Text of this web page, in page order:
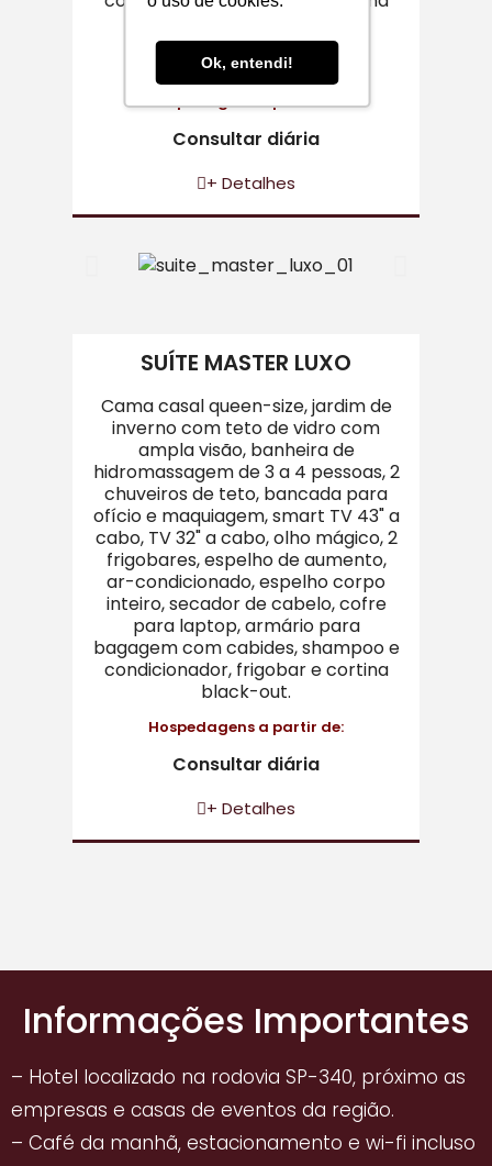
Ok, entendi!
Hospedagens a partir de:
Consultar diária
+ Detalhes
SUÍTE MASTER LUXO
Cama casal queen-size, jardim de
inverno com teto de vidro com
ampla visão, banheira de
hidromassagem de 3 a 4 pessoas, 2
chuveiros de teto, bancada para
ofício e maquiagem, smart TV 43" a
cabo, TV 32" a cabo, olho mágico, 2
frigobares, espelho de aumento,
ar-condicionado, espelho corpo
inteiro, secador de cabelo, cofre
para laptop, armário para
bagagem com cabides, shampoo e
condicionador, frigobar e cortina
black-out.
Hospedagens a partir de:
Consultar diária
+ Detalhes
Informações Importantes
– Hotel localizado na rodovia SP-340, próximo as
empresas e casas de eventos da região.
– Café da manhã, estacionamento e wi-fi incluso